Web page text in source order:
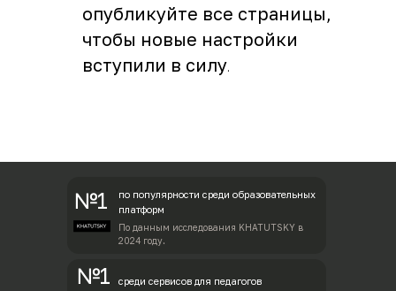
опубликуйте все страницы,
чтобы новые настройки
вступили в силу.
№1
по популярности среди образовательных
платформ
По данным исследования KHATUTSKY в
2024 году.
№1 среди сервисов для педагогов